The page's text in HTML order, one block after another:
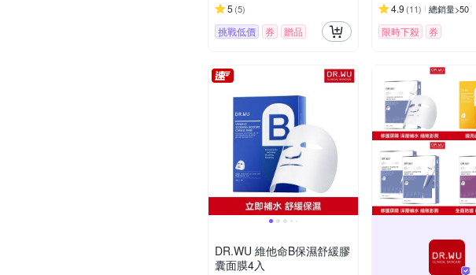
5 (5)
挑戰低價 券 贈品
4.9 (11) 總銷量>50
限時下殺 券
DR.WU 維他命B保濕舒緩膠
囊面膜4入